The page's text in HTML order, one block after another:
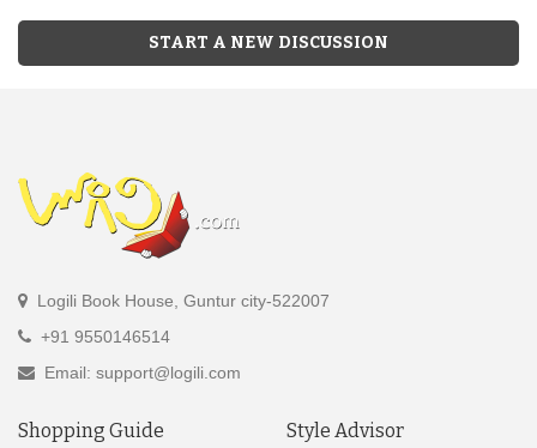
START A NEW DISCUSSION
Logili Book House, Guntur city-522007
+91 9550146514
Email: support@logili.com
Shopping Guide Style Advisor